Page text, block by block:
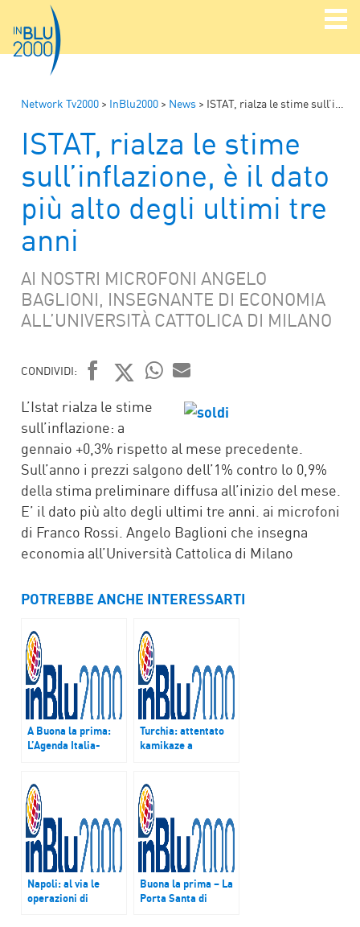
Network Tv2000 > InBlu2000 > News > ISTAT, rialza le stime sull’inflazione, è il dato più alto degli ultimi tre anni
ISTAT, rialza le stime
sull’inflazione, è il dato
più alto degli ultimi tre
anni
AI NOSTRI MICROFONI ANGELO
BAGLIONI, INSEGNANTE DI ECONOMIA
ALL’UNIVERSITÀ CATTOLICA DI MILANO
CONDIVIDI:
FACEBOOK
TWITTER
WHATSAPP
MAIL
L’Istat rialza le stime
sull’inflazione: a
gennaio +0,3% rispetto al mese precedente.
Sull’anno i prezzi salgono dell’1% contro lo 0,9%
della stima preliminare diffusa all’inizio del mese.
E’ il dato più alto degli ultimi tre anni. ai microfoni
di Franco Rossi. Angelo Baglioni che insegna
economia all’Università Cattolica di Milano
POTREBBE ANCHE INTERESSARTI
A Buona la prima:
L’Agenda Italia-
Turchia: attentato
kamikaze a
dell’Isis
Napoli: al via le
operazioni di
Buona la prima – La
Porta Santa di